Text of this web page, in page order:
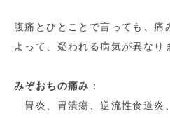
腹痛とひとことで言っても、痛
よって、疑われる病気が異なり
みぞおちの痛み ：
胃炎、胃潰瘍、逆流性食道炎